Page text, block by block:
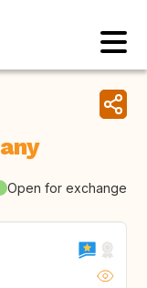
Open for exchange